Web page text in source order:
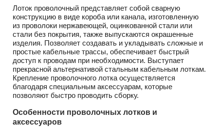
Лоток проволочный представляет собой сварную
конструкцию в виде короба или канала, изготовленную
из проволоки нержавеющей, оцинкованной стали или
стали без покрытия, также выпускаются окрашенные
изделия. Позволяет создавать и укладывать сложные и
простые кабельные трассы, обеспечивает быстрый
доступ к проводам при необходимости. Выступает
прекрасной альтернативой стальным кабельным лоткам.
Крепление проволочного лотка осуществляется
благодаря специальным аксессуарам, которые
позволяют быстро проводить сборку.
Особенности проволочных лотков и
аксессуаров